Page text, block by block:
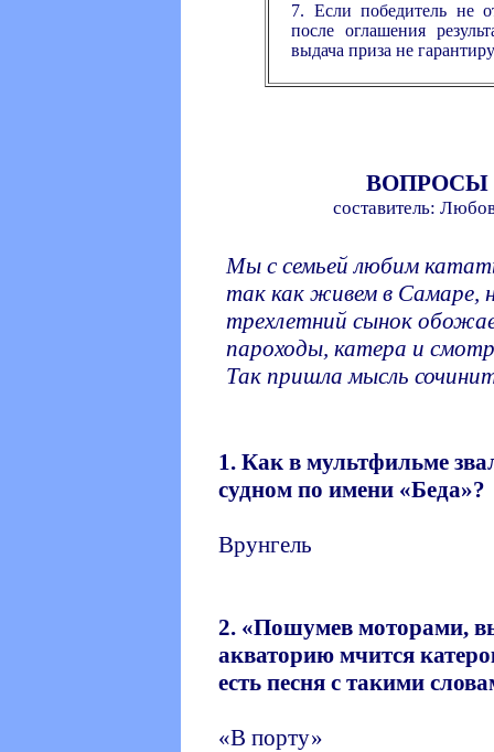
7. Если победитель не
после оглашения
выдача приза не
ВОПРОСЫ
составитель:
Мы с семьей любим
так как живем в Самаре,
трехлетний сынок
пароходы, катера и
Так пришла мысль
1. Как в мультфильме
судном по имени «Беда»?
Врунгель
2. «Пошумев моторами,
акваторию мчится
есть песня с такими
«В порту»